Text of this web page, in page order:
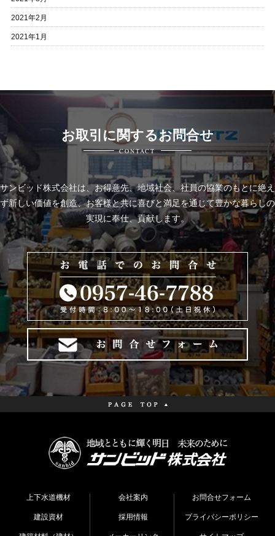
2021年2月
2021年1月
お取引に関するお問合せ
CONTACT
サンビッド株式会社は、お得意先、地域社会、社員の協業のもとに絶え
ず新しい価値を創造、お客様と共に喜びと満足を通じて豊かな暮らしの
実現に奉仕、貢献します。
上下水道機材
建設資材
会社案内
採用情報
お問合せフォーム
プライバシーポリシー